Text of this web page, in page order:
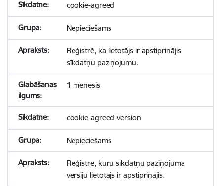
cookie-agreed
Nepieciešams
Reģistrē, ka lietotājs ir apstiprinājis
sīkdatņu paziņojumu.
1 mēnesis
cookie-agreed-version
Nepieciešams
Reģistrē, kuru sīkdatņu paziņojuma
versiju lietotājs ir apstiprinājis.